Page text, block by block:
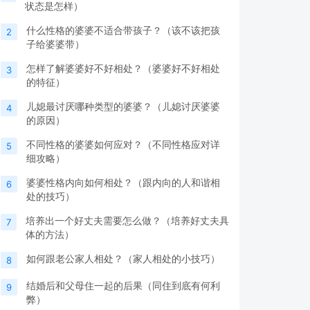
状态是怎样）
2
什么性格的婆婆不适合带孩子？（该不该把孩
子给婆婆带）
3
怎样了解婆婆好不好相处？（婆婆好不好相处
的特征）
4
儿媳最讨厌哪种类型的婆婆？（儿媳讨厌婆婆
的原因）
5
不同性格的婆婆如何应对？（不同性格应对详
细攻略）
6
婆婆性格内向如何相处？（跟内向的人和谐相
处的技巧）
7
培养出一个好丈夫需要怎么做？（培养好丈夫具
体的方法）
8 如何跟老公家人相处？（家人相处的小技巧）
9
结婚后和父母住一起的后果（同住到底有何利
弊）